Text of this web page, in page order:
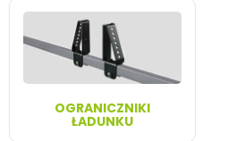
OGRANICZNIKI
ŁADUNKU